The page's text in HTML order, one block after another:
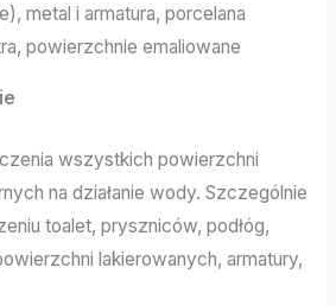
metal i armatura, porcelana
powierzchnie emaliowane
wszystkich powierzchni
na działanie wody. Szczególnie
toalet, pryszniców, podłóg,
lakierowanych, armatury,